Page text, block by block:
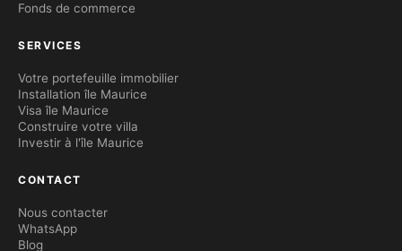
Fonds de commerce
SERVICES
Votre portefeuille immobilier
Installation île Maurice
Visa île Maurice
Construire votre villa
Investir à l'île Maurice
CONTACT
Nous contacter
WhatsApp
Blog